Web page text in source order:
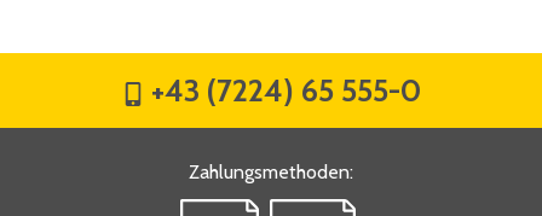
+43 (7224) 65 555-0
Zahlungsmethoden: